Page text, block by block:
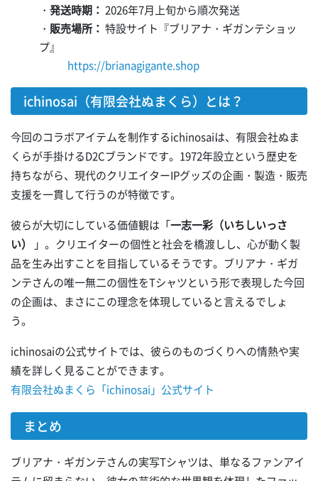
・ 発送時期： 2026年7月上旬から順次発送
・ 販売場所： 特設サイト『ブリアナ・ギガンテショッ
プ』
https://brianagigante.shop
ichinosai（有限会社ぬまくら）とは？
今回のコラボアイテムを制作するichinosaiは、有限会社ぬま
くらが手掛けるD2Cブランドです。1972年設立という歴史を
持ちながら、現代のクリエイターIPグッズの企画・製造・販売
支援を一貫して行うのが特徴です。
彼らが大切にしている価値観は「一志一彩（いちしいっさ
い）
」。クリエイターの個性と社会を橋渡しし、心が動く製
品を生み出すことを目指しているそうです。ブリアナ・ギガ
ンテさんの唯一無二の個性をTシャツという形で表現した今回
の企画は、まさにこの理念を体現していると言えるでしょ
う。
ichinosaiの公式サイトでは、彼らのものづくりへの情熱や実
績を詳しく見ることができます。
有限会社ぬまくら「ichinosai」公式サイト
まとめ
ブリアナ・ギガンテさんの実写Tシャツは、単なるファンアイ